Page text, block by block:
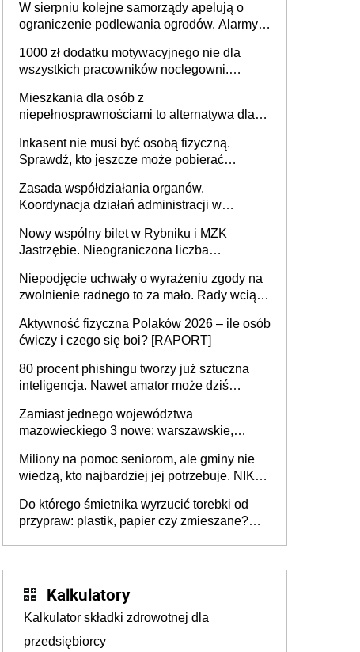
W sierpniu kolejne samorządy apelują o
ograniczenie podlewania ogrodów. Alarmy w
może objąć cały kraj
1000 zł dodatku motywacyjnego nie dla
wszystkich pracowników noclegowni.
Mieszkania dla osób z
niepełnosprawnościami to alternatywa dla
samodzielnie lub z rodziną
Inkasent nie musi być osobą fizyczną.
Sprawdź, kto jeszcze może pobierać
Zasada współdziałania organów.
Koordynacja działań administracji w
Nowy wspólny bilet w Rybniku i MZK
Jastrzębie. Nieograniczona liczba
Niepodjęcie uchwały o wyrażeniu zgody na
zwolnienie radnego to za mało. Rady wciąż
rozstrzygać sprawy
Aktywność fizyczna Polaków 2026 – ile osób
ćwiczy i czego się boi? [RAPORT]
80 procent phishingu tworzy już sztuczna
inteligencja. Nawet amator może dziś
Zamiast jednego województwa
mazowieckiego 3 nowe: warszawskie,
Europie nie ma tak dużych jednostek
stołecznych
Miliony na pomoc seniorom, ale gminy nie
wiedzą, kto najbardziej jej potrzebuje. NIK
Do którego śmietnika wyrzucić torebki od
przypraw: plastik, papier czy zmieszane?
Kalkulatory
Kalkulator składki zdrowotnej dla
przedsiębiorcy